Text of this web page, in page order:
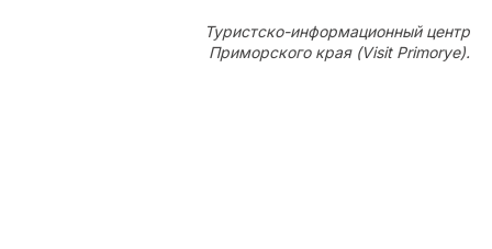
Туристско-информационный центр
Приморского края (Visit Primorye).